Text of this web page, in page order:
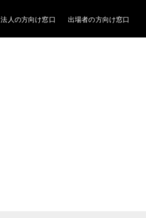
法人の方向け窓口 出場者の方向け窓口